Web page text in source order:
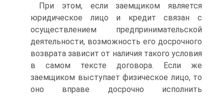
При этом, если заемщиком является
юридическое лицо и кредит связан с
осуществлением предпринимательской
деятельности, возможность его досрочного
возврата зависит от наличия такого условия
в самом тексте договора. Если же
заемщиком выступает физическое лицо, то
оно вправе досрочно исполнить